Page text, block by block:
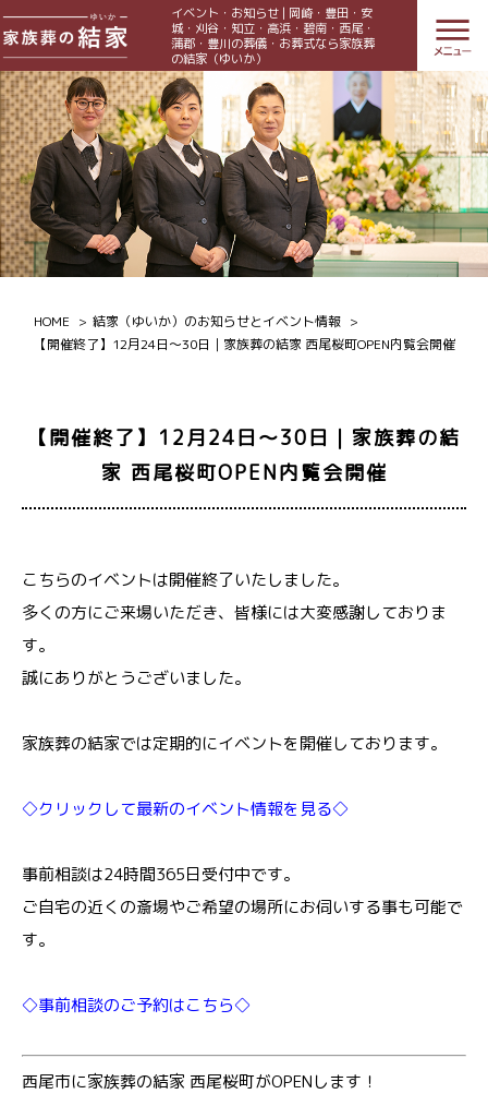
イベント・お知らせ | 岡崎・豊田・安
城・刈谷・知立・高浜・碧南・西尾・
蒲郡・豊川の葬儀・お葬式なら家族葬
の結家（ゆいか）
HOME
結家（ゆいか）のお知らせとイベント情報
【開催終了】12月24日～30日｜家族葬の結家 西尾桜町OPEN内覧会開催
【開催終了】12月24日～30日｜家族葬の結
家 西尾桜町OPEN内覧会開催
こちらのイベントは開催終了いたしました。
多くの方にご来場いただき、皆様には大変感謝しておりま
す。
誠にありがとうございました。
家族葬の結家では定期的にイベントを開催しております。
◇クリックして最新のイベント情報を見る◇
事前相談は24時間365日受付中です。
ご自宅の近くの斎場やご希望の場所にお伺いする事も可能で
す。
◇事前相談のご予約はこちら◇
西尾市に家族葬の結家 西尾桜町がOPENします！